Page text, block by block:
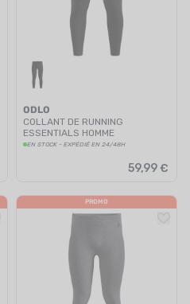
ODLO
COLLANT DE RUNNING
ESSENTIALS HOMME
EN STOCK - EXPÉDIÉ EN 24/48H
59,99 €
PROMO